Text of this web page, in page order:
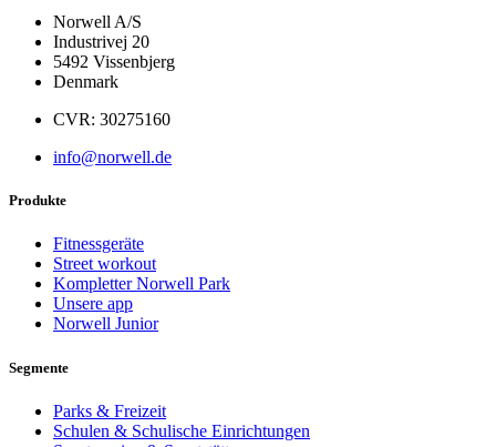
Norwell A/S
Industrivej 20
5492 Vissenbjerg
Denmark
CVR: 30275160
info@norwell.de
Produkte
Fitnessgeräte
Street workout
Kompletter Norwell Park
Unsere app
Norwell Junior
Segmente
Parks & Freizeit
Schulen & Schulische Einrichtungen